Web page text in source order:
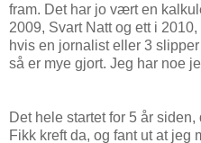
fram. Det har jo vært en
2009, Svart Natt og ett i
hvis en jornalist eller 3
så er mye gjort. Jeg har noe
Det hele startet for 5 år
Fikk kreft da, og fant ut at jeg